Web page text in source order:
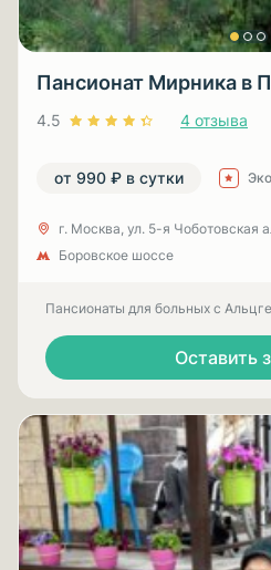
Пансионат Мирника в
4.5 4 отзыва
от 990 ₽ в сутки
г. Москва, ул. 5-я Чоботовская
Боровское шоссе
Пансионаты для больных с
Оставить